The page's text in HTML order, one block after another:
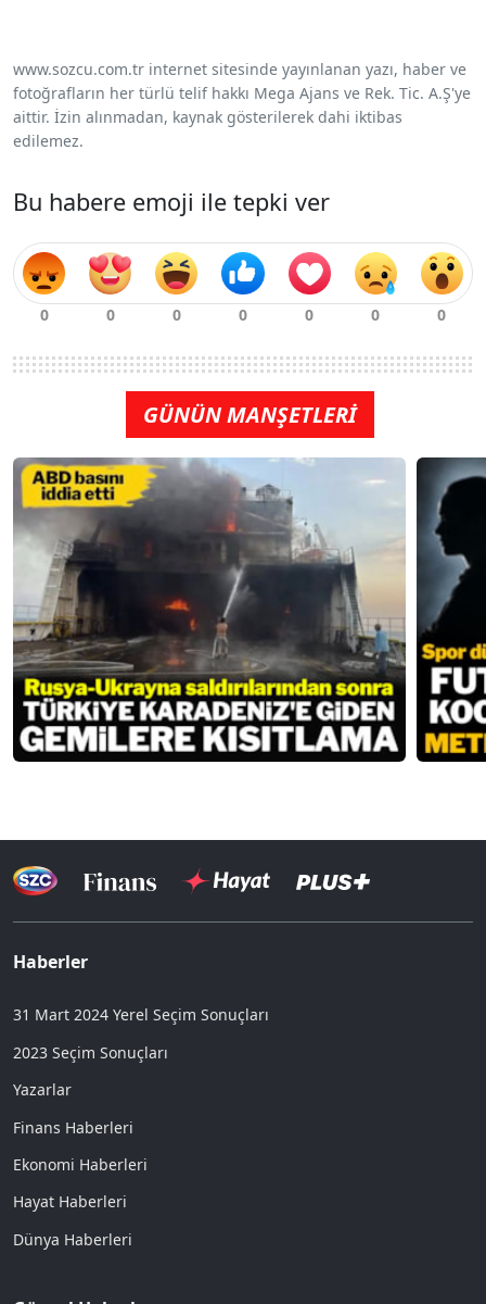
www.sozcu.com.tr internet sitesinde yayınlanan yazı, haber ve
fotoğrafların her türlü telif hakkı Mega Ajans ve Rek. Tic. A.Ş'ye
aittir. İzin alınmadan, kaynak gösterilerek dahi iktibas
edilemez.
Bu habere emoji ile tepki ver
GÜNÜN MANŞETLERİ
Haberler
31 Mart 2024 Yerel Seçim Sonuçları
2023 Seçim Sonuçları
Yazarlar
Finans Haberleri
Ekonomi Haberleri
Hayat Haberleri
Dünya Haberleri